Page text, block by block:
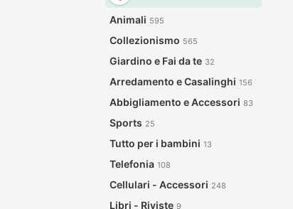
Animali 595
Collezionismo 565
Giardino e Fai da te 32
Arredamento e Casalinghi 156
Abbigliamento e Accessori 83
Sports 25
Tutto per i bambini 13
Telefonia 108
Cellulari - Accessori 248
Libri - Riviste 9